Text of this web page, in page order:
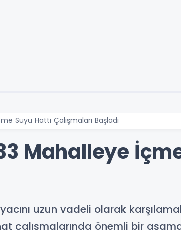
Suyu Hattı Çalışmaları Başladı
Mahalleye
uzun vadeli olarak
çalışmalarında önemli bir